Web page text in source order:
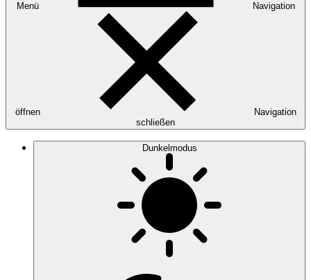
Menü Navigation
öffnen
Navigation
schließen
Dunkelmodus